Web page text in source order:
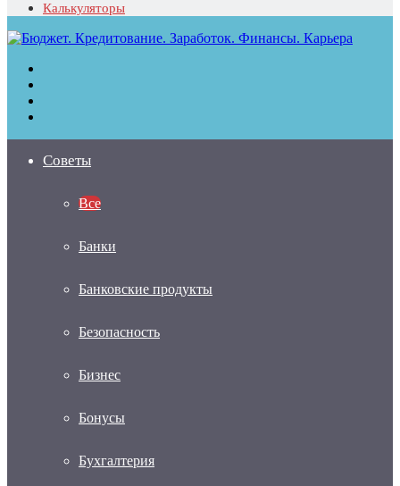
Калькуляторы
Советы
Все
Банки
Банковские продукты
Безопасность
Бизнес
Бонусы
Бухгалтерия